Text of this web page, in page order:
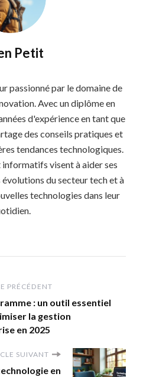
Petit
passionné par le domaine de
Avec un diplôme en
d'expérience en tant que
des conseils pratiques et
tendances technologiques.
visent à aider ses
du secteur tech et à
technologies dans leur
PRÉCÉDENT
: un outil essentiel
la gestion
en 2025
SUIVANT
en